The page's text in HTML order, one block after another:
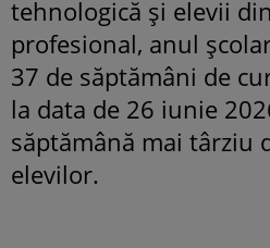
tehnologică şi elevii
profesional, anul
37 de săptămâni de
la data de 26 iunie
săptămână mai târziu
elevilor.